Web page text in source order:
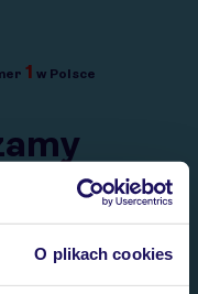
O plikach cookies
1 w Polsce
wakacje.